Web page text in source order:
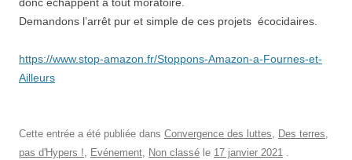
Demandons l’arrêt pur et simple de ces projets écocidaires.
https://www.stop-amazon.fr/Stoppons-Amazon-a-Fournes-et-
Ailleurs
Cette entrée a été publiée dans Convergence des luttes, Des terres,
pas d'Hypers !, Evénement, Non classé le 17 janvier 2021 .